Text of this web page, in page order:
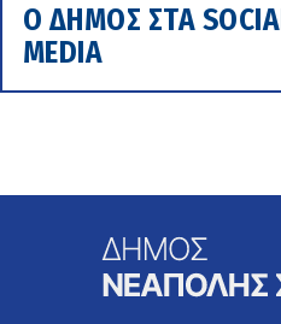
Ο ΔΗΜΟΣ ΣΤΑ
MEDIA